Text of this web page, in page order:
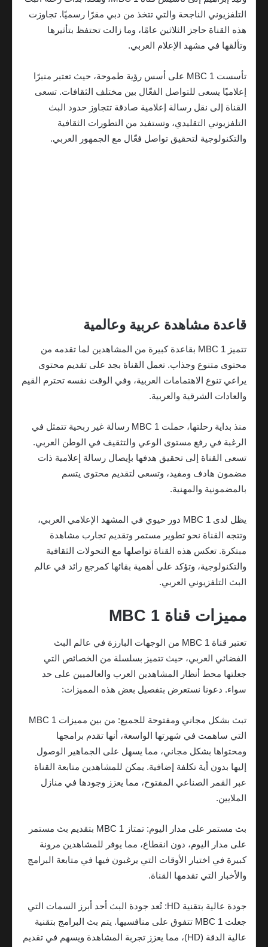
التلفزيوني الناجحة والتي تتخذ من دبي مقرًا رسميًا. تجاوزت
هذه القناة حاجز الثلاثين عامًا، وما زالت تحتفظ بتأثيرها
وتألقها في مشهد الإعلام العربي.
تأسست MBC 1 على أسس رؤية طموحة، حيث تعتبر منبرًا
إعلاميًا يسعى للتواصل الفعّال بين مختلف الثقافات. تسعى
القناة إلى نقل رسالة إعلامية صادقة تتجاوز حدود البث
التلفزيوني التقليدي، وتستفيد من التطورات الثقافية
والتكنولوجية لتحقيق تواصل فعّال مع الجمهور العربي.
قاعدة مشاهدة عربية وعالمية
تتميز MBC 1 بقاعدة كبيرة من المشاهدين لما تقدمه من
محتوى متنوع وجذاب. تعمل القناة بجد على تقديم محتوى
يراعي تنوع الاهتمامات العربية، وفي الوقت نفسه تحترم القيم
والعادات الشرقية والعربية.
منذ بداية رحلتها، حملت MBC 1 رسالة غير ربحية تتمثل في
الرغبة في رفع مستوى الوعي والتثقيف في الوطن العربي.
تسعى القناة إلى تحقيق هدفها بإيصال رسالة إعلامية ذات
مضمون هادف ومفيد، وتسعى لتقديم محتوى يتسم
بالمضمونية والمهنية.
يظل لدى MBC 1 دور حيوي في المشهد الإعلامي العربي،
وتتجه القناة نحو تطوير مستمر وتقديم تجارب مشاهدة
مبتكرة. تعكس هذه القناة تواصلها مع التحولات الثقافية
والتكنولوجية، وتؤكد على أهمية بقائها كمرجع رائد في عالم
البث التلفزيوني العربي.
مميزات قناة MBC 1
تعتبر قناة MBC 1 من الوجهات البارزة في عالم البث
الفضائي العربي، حيث تتميز بسلسلة من الخصائص التي
جعلتها محط أنظار المشاهدين العرب والعالميين على حد
سواء. دعونا نستعرض بتفصيل بعض هذه المميزات:
تبث بشكل مجاني ومفتوحة للجميع: من بين مميزات MBC 1
التي ساهمت في شهرتها الواسعة، أنها تقدم برامجها
ومحتواها بشكل مجاني، مما يسهل على الجماهير الوصول
إليها بدون أية تكلفة إضافية. يمكن للمشاهدين متابعة القناة
عبر القمر الصناعي المفتوح، مما يعزز وجودها في منازل
الملايين.
بث مستمر على مدار اليوم: تمتاز MBC 1 بتقديم بث مستمر
على مدار اليوم، دون انقطاع، مما يوفر للمشاهدين مرونة
كبيرة في اختيار الأوقات التي يرغبون فيها في متابعة البرامج
والأخبار التي تقدمها القناة.
جودة عالية بتقنية HD: تُعد جودة البث أحد أبرز السمات التي
جعلت MBC 1 تتفوق على منافسيها. يتم بث البرامج بتقنية
عالية الدقة (HD)، مما يعزز تجربة المشاهدة ويسهم في تقديم